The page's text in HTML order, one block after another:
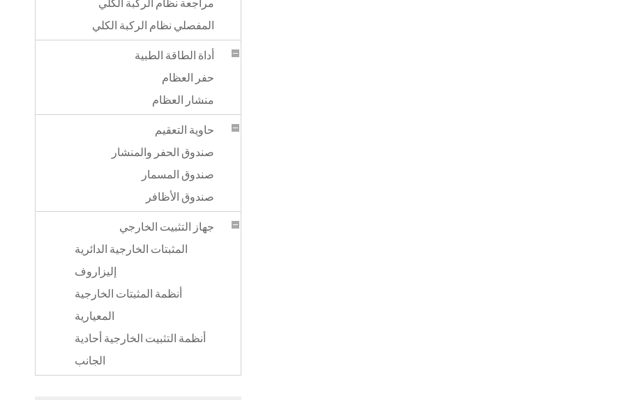
المفصلي نظام الركبة الكلي
أداة الطاقة الطبية
حفر العظام
منشار العظام
حاوية التعقيم
صندوق الحفر والمنشار
صندوق المسمار
صندوق الأظافر
جهاز التثبيت الخارجي
المثبتات الخارجية الدائرية
إليزاروف
أنظمة المثبتات الخارجية
المعيارية
أنظمة التثبيت الخارجية أحادية
الجانب